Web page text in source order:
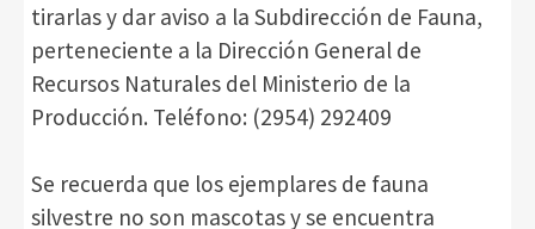
tirarlas y dar aviso a la Subdirección de Fauna,
perteneciente a la Dirección General de
Recursos Naturales del Ministerio de la
Producción. Teléfono: (2954) 292409
Se recuerda que los ejemplares de fauna
silvestre no son mascotas y se encuentra